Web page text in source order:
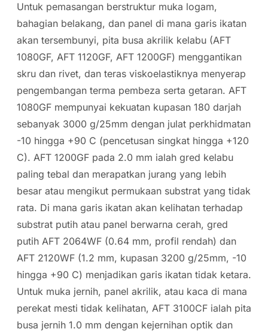
Untuk pemasangan berstruktur muka logam,
bahagian belakang, dan panel di mana garis ikatan
akan tersembunyi, pita busa akrilik kelabu (AFT
1080GF, AFT 1120GF, AFT 1200GF) menggantikan
skru dan rivet, dan teras viskoelastiknya menyerap
pengembangan terma pembeza serta getaran. AFT
1080GF mempunyai kekuatan kupasan 180 darjah
sebanyak 3000 g/25mm dengan julat perkhidmatan
-10 hingga +90 C (pencetusan singkat hingga +120
C). AFT 1200GF pada 2.0 mm ialah gred kelabu
paling tebal dan merapatkan jurang yang lebih
besar atau mengikut permukaan substrat yang tidak
rata. Di mana garis ikatan akan kelihatan terhadap
substrat putih atau panel berwarna cerah, gred
putih AFT 2064WF (0.64 mm, profil rendah) dan
AFT 2120WF (1.2 mm, kupasan 3200 g/25mm, -10
hingga +90 C) menjadikan garis ikatan tidak ketara.
Untuk muka jernih, panel akrilik, atau kaca di mana
perekat mesti tidak kelihatan, AFT 3100CF ialah pita
busa jernih 1.0 mm dengan kejernihan optik dan